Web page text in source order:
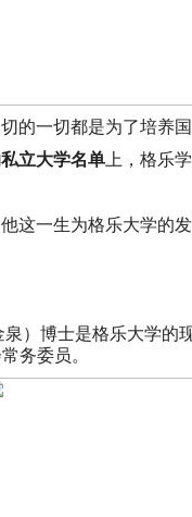
的一切都是为了培养国
立大学名单 上，格乐
这一生为格乐大学的发
泉）博士是格乐大学
务委员。